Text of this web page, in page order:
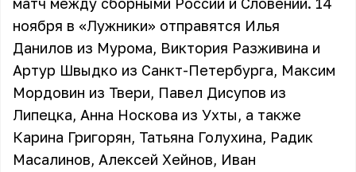
ноября в «Лужники» отправятся Илья
Данилов из Мурома, Виктория Разживина и
Артур Швыдко из Санкт-Петербурга, Максим
Мордовин из Твери, Павел Дисупов из
Липецка, Анна Носкова из Ухты, а также
Карина Григорян, Татьяна Голухина, Радик
Масалинов, Алексей Хейнов, Иван